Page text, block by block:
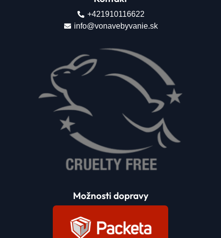
Možnosti dopravy
+421910116622
info@vonavebyvanie.sk